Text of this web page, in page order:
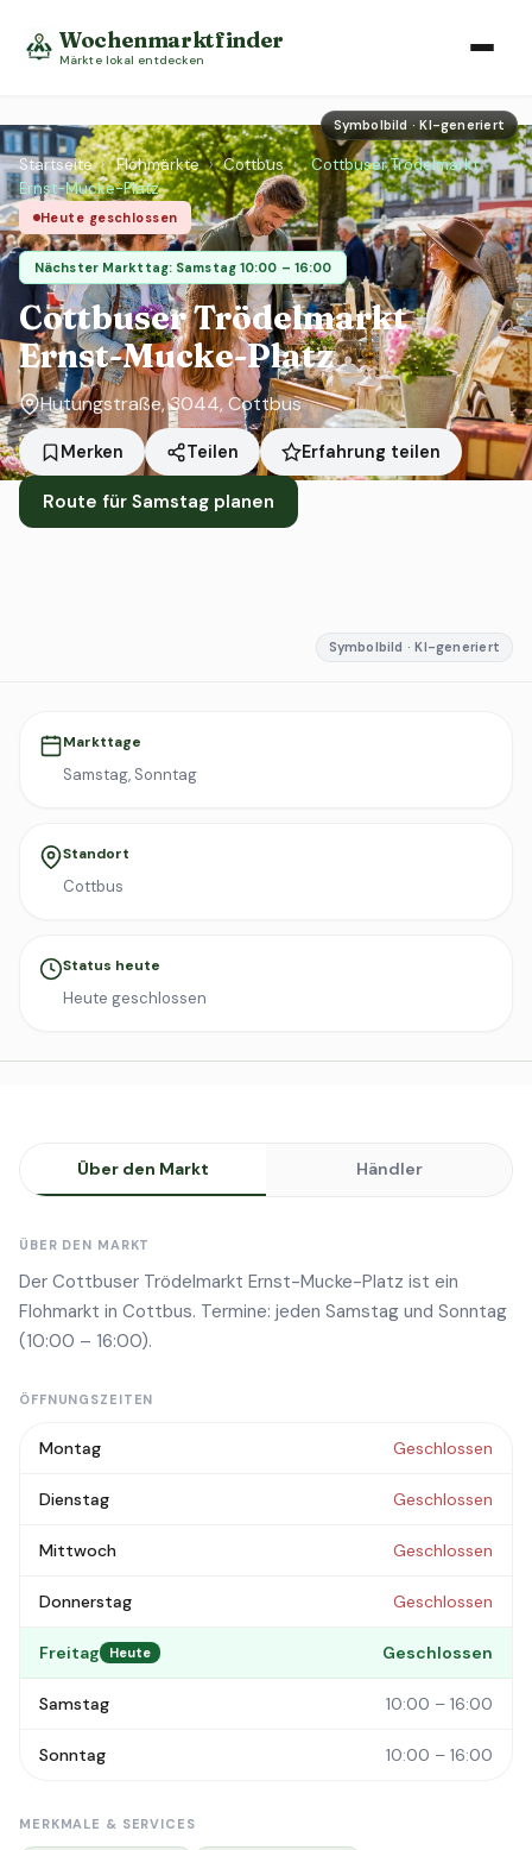
Wochenmarktfinder
Märkte lokal entdecken
Symbolbild · KI-generiert
Startseite › Flohmärkte › Cottbus ›
Cottbuser Trödelmarkt
Ernst-Mucke-Platz
Heute geschlossen
Nächster Markttag: Samstag 10:00 – 16:00
Cottbuser Trödelmarkt
Ernst-Mucke-Platz
Hutungstraße, 3044, Cottbus
Merken Teilen Erfahrung teilen
Route für Samstag planen
Symbolbild · KI-generiert
Markttage
Samstag, Sonntag
Standort
Cottbus
Status heute
Heute geschlossen
Über den Markt Händler
ÜBER DEN MARKT
Der Cottbuser Trödelmarkt Ernst-Mucke-Platz ist ein
Flohmarkt in Cottbus. Termine: jeden Samstag und Sonntag
(10:00 – 16:00).
ÖFFNUNGSZEITEN
Montag Geschlossen
Dienstag Geschlossen
Mittwoch Geschlossen
Donnerstag Geschlossen
Freitag Heute Geschlossen
Samstag 10:00 – 16:00
Sonntag 10:00 – 16:00
MERKMALE & SERVICES